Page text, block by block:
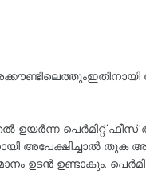
ഉയര്‍ന്ന പെര്‍മിറ്റ്
അപേക്ഷിച്ചാല്‍ തുക
ഉടന്‍ ഉണ്ടാകും.